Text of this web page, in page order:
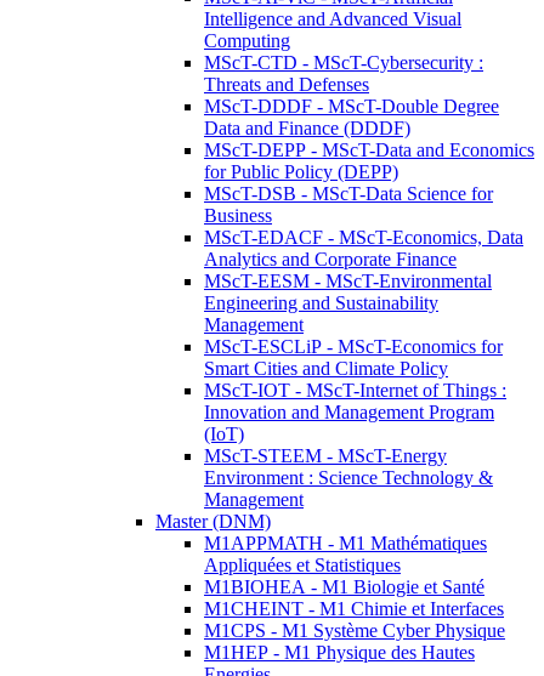
Intelligence and Advanced Visual
Computing
MScT-CTD - MScT-Cybersecurity :
Threats and Defenses
MScT-DDDF - MScT-Double Degree
Data and Finance (DDDF)
MScT-DEPP - MScT-Data and Economics
for Public Policy (DEPP)
MScT-DSB - MScT-Data Science for
Business
MScT-EDACF - MScT-Economics, Data
Analytics and Corporate Finance
MScT-EESM - MScT-Environmental
Engineering and Sustainability
Management
MScT-ESCLiP - MScT-Economics for
Smart Cities and Climate Policy
MScT-IOT - MScT-Internet of Things :
Innovation and Management Program
(IoT)
MScT-STEEM - MScT-Energy
Environment : Science Technology &
Management
Master (DNM)
M1APPMATH - M1 Mathématiques
Appliquées et Statistiques
M1BIOHEA - M1 Biologie et Santé
M1CHEINT - M1 Chimie et Interfaces
M1CPS - M1 Système Cyber Physique
M1HEP - M1 Physique des Hautes